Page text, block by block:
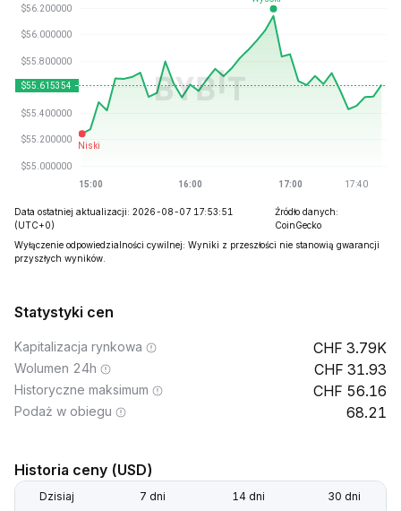
Data ostatniej aktualizacji: 2026-08-07 17:53:51
(UTC+0)
Źródło danych:
CoinGecko
Wyłączenie odpowiedzialności cywilnej: Wyniki z przeszłości nie stanowią gwarancji
przyszłych wyników.
Statystyki cen
Kapitalizacja rynkowa 3.79K
Wolumen 24h 31.93
Historyczne maksimum 56.16
Podaż w obiegu 68.21
Historia ceny (USD)
Dzisiaj 7 dni 14 dni 30 dni